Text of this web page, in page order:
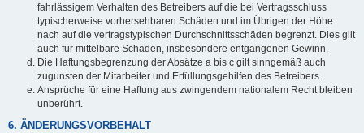
fahrlässigem Verhalten des Betreibers auf die bei Vertragsschluss
typischerweise vorhersehbaren Schäden und im Übrigen der Höhe
nach auf die vertragstypischen Durchschnittsschäden begrenzt. Dies gilt
auch für mittelbare Schäden, insbesondere entgangenen Gewinn.
Die Haftungsbegrenzung der Absätze a bis c gilt sinngemäß auch
zugunsten der Mitarbeiter und Erfüllungsgehilfen des Betreibers.
Ansprüche für eine Haftung aus zwingendem nationalem Recht bleiben
unberührt.
6. ÄNDERUNGSVORBEHALT